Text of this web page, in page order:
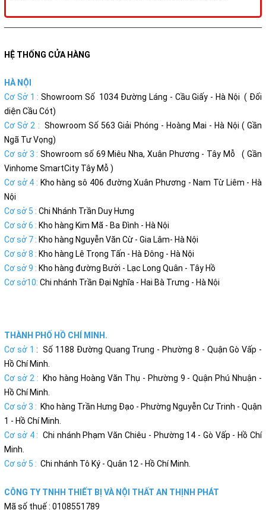
HỆ THỐNG CỬA HÀNG
HÀ NỘI
Cơ Sở 1 : Showroom Số 1034 Đường Láng - Cầu Giấy - Hà Nội ( Đối
diện Cầu Cót)
Cơ Sở 2 : Showroom Số 563 Giải Phóng - Hoàng Mai - Hà Nội ( Gần
Ngã Tư Vọng)
Cơ sở 3 : Showroom số 69 Miêu Nha, Xuân Phương - Tây Mỗ ( Gần
Vinhome SmartCity Tây Mỗ )
Cơ sở 4 : Kho hàng sô 406 đường Xuân Phương - Nam Từ Liêm - Hà
Nội
Cơ sở 5 : Chi Nhánh Trần Duy Hưng
Cơ sở 6 : Kho hàng Kim Mã - Ba Đình - Hà Nội
Cơ sở 7 : Kho hàng Nguyễn Văn Cừ - Gia Lâm- Hà Nội
Cơ sở 8 : Kho hàng Lê Trọng Tấn - Hà Đông - Hà Nội
Cơ sở 9 : Kho hàng đường Bưởi - Lạc Long Quân - Tây Hồ
Cơ sở10: Chi nhánh Trần Đại Nghĩa - Hai Bà Trưng - Hà Nội
THÀNH PHỐ HỒ CHÍ MINH.
Cơ sở 1: Số 1188 Đường Quang Trung - Phường 8 - Quận Gò Vấp -
Hồ Chí Minh.
Cơ sở 2 : Kho hàng Hoàng Văn Thụ - Phường 9 - Quận Phú Nhuận -
Hồ Chí Minh.
Cơ sở 3 : Kho hàng Trần Hưng Đạo - Phường Nguyễn Cư Trinh - Quận
1 - Hồ Chí Minh.
Cơ sở 4 : Chi nhánh Phạm Văn Chiêu - Phường 14 - Gò Vấp - Hồ Chí
Minh.
Cơ sở 5 : Chi nhánh Tô Ký - Quân 12 - Hồ Chí Minh.
CÔNG TY TNHH THIẾT BỊ VÀ NỘI THẤT AN THỊNH PHÁT
Mã số thuế : 0108551789